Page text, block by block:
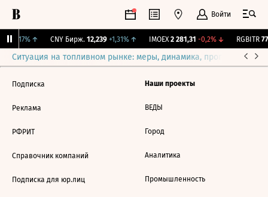
Войти
+0,17%↑ CNY Бирж. 12,239 +1,31%↑ IMOEX 2 281,31 -0,2%↓ RGBITR
Ситуация на топливном рынке: меры, динамика, прогнозы
Подписка
Реклама
РФРИТ
Справочник компаний
Подписка для юр.лиц
Наши проекты
ВЕДЫ
Город
Аналитика
Промышленность